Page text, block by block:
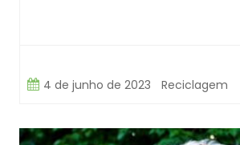
4 de junho de 2023 Reciclagem